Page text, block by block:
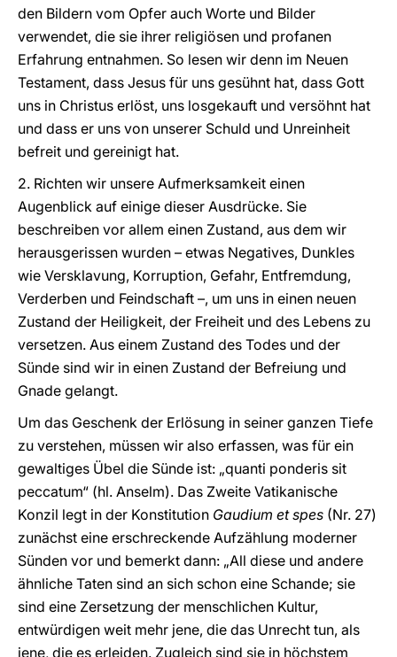
den Bildern vom Opfer auch Worte und Bilder
verwendet, die sie ihrer religiösen und profanen
Erfahrung entnahmen. So lesen wir denn im Neuen
Testament, dass Jesus für uns gesühnt hat, dass Gott
uns in Christus erlöst, uns losgekauft und versöhnt hat
und dass er uns von unserer Schuld und Unreinheit
befreit und gereinigt hat.
2. Richten wir unsere Aufmerksamkeit einen
Augenblick auf einige dieser Ausdrücke. Sie
beschreiben vor allem einen Zustand, aus dem wir
herausgerissen wurden – etwas Negatives, Dunkles
wie Versklavung, Korruption, Gefahr, Entfremdung,
Verderben und Feindschaft –, um uns in einen neuen
Zustand der Heiligkeit, der Freiheit und des Lebens zu
versetzen. Aus einem Zustand des Todes und der
Sünde sind wir in einen Zustand der Befreiung und
Gnade gelangt.
Um das Geschenk der Erlösung in seiner ganzen Tiefe
zu verstehen, müssen wir also erfassen, was für ein
gewaltiges Übel die Sünde ist: „quanti ponderis sit
peccatum“ (hl. Anselm). Das Zweite Vatikanische
Konzil legt in der Konstitution Gaudium et spes (Nr. 27)
zunächst eine erschreckende Aufzählung moderner
Sünden vor und bemerkt dann: „All diese und andere
ähnliche Taten sind an sich schon eine Schande; sie
sind eine Zersetzung der menschlichen Kultur,
entwürdigen weit mehr jene, die das Unrecht tun, als
jene, die es erleiden. Zugleich sind sie in höchstem